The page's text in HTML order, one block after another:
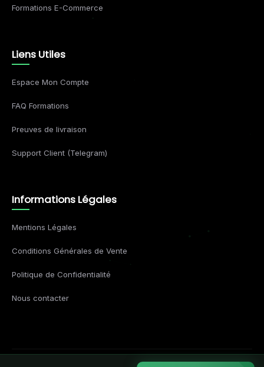
Formations E-Commerce
Liens Utiles
Espace Mon Compte
FAQ Formations
Preuves de livraison
Support Client (Telegram)
Informations Légales
Mentions Légales
Conditions Générales de Vente
Politique de Confidentialité
Nous contacter